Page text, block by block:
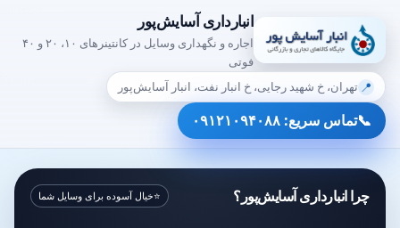
انبارداری آسایش‌پور
اجاره و نگهداری وسایل در کانتینرهای ۱۰، ۲۰ و ۴۰
فوتی
📍تهران، خ شهید رجایی، خ انبار نفت، انبار آسایش‌پور
📞تماس سریع: ۰۹۱۲۱۰۹۴۰۸۸
چرا انبارداری آسایش‌پور؟ ⭐خیال آسوده برای وسایل شما